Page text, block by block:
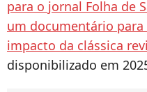
para o jornal Folha de
um documentário
impacto da clássica
disponibilizado em